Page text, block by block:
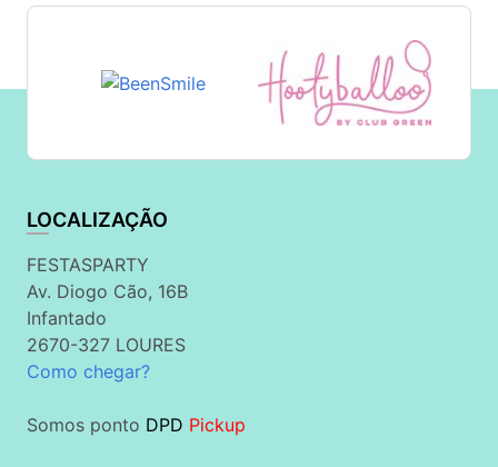
LOCALIZAÇÃO
FESTASPARTY
Av. Diogo Cão, 16B
Infantado
2670-327 LOURES
Como chegar?
Somos ponto DPD Pickup